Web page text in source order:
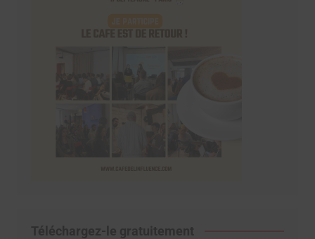
Téléchargez-le gratuitement